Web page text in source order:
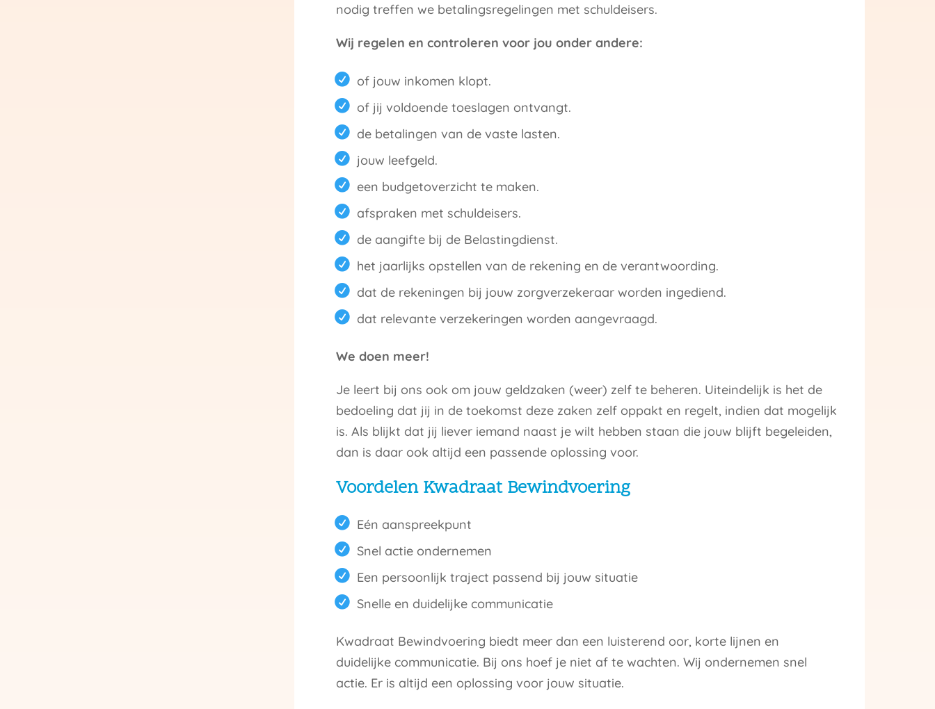
nodig treffen we betalingsregelingen met schuldeisers.
Wij regelen en controleren voor jou onder andere:
of jouw inkomen klopt.
of jij voldoende toeslagen ontvangt.
de betalingen van de vaste lasten.
jouw leefgeld.
een budgetoverzicht te maken.
afspraken met schuldeisers.
de aangifte bij de Belastingdienst.
het jaarlijks opstellen van de rekening en de verantwoording.
dat de rekeningen bij jouw zorgverzekeraar worden ingediend.
dat relevante verzekeringen worden aangevraagd.
We doen meer!
Je leert bij ons ook om jouw geldzaken (weer) zelf te beheren. Uiteindelijk is het de
bedoeling dat jij in de toekomst deze zaken zelf oppakt en regelt, indien dat mogelijk
is. Als blijkt dat jij liever iemand naast je wilt hebben staan die jouw blijft begeleiden,
dan is daar ook altijd een passende oplossing voor.
Voordelen Kwadraat Bewindvoering
Eén aanspreekpunt
Snel actie ondernemen
Een persoonlijk traject passend bij jouw situatie
Snelle en duidelijke communicatie
Kwadraat Bewindvoering biedt meer dan een luisterend oor, korte lijnen en
duidelijke communicatie. Bij ons hoef je niet af te wachten. Wij ondernemen snel
actie. Er is altijd een oplossing voor jouw situatie.